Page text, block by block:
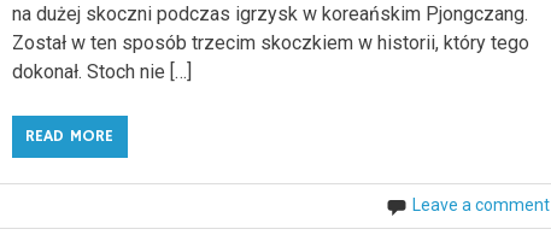
na dużej skoczni podczas igrzysk w koreańskim Pjongczang.
Został w ten sposób trzecim skoczkiem w historii, który tego
dokonał. Stoch nie […]
READ MORE
Leave a comment